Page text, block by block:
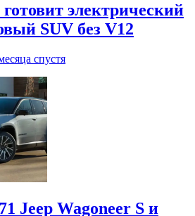
электрический
SUV без V12
спустя
Jeep Wagoneer S и